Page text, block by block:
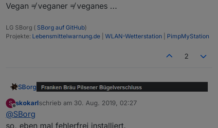
Vegan ≠ veganer ≠ veganes ...
LG SBorg ( SBorg auf GitHub)
Projekte: Lebensmittelwarnung.de WLAN-Wetterstation PimpMyStation
2
SBorg
S
Offline
skokarlschrieb am 30. Aug. 2019, 02:27
zuletzt editiert von
@SBorg
so, eben mal fehlerfrei installiert.